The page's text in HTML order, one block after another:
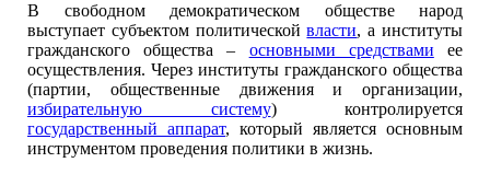
В свободном демократическом обществе народ
выступает субъектом политическойвласти, а институты
гражданского общества – основными средствами ее
осуществления. Через институты гражданского общества
(партии, общественные движения и организации,
избирательную систему) контролируется
государственный аппарат, который является основным
инструментом проведения политики в жизнь.